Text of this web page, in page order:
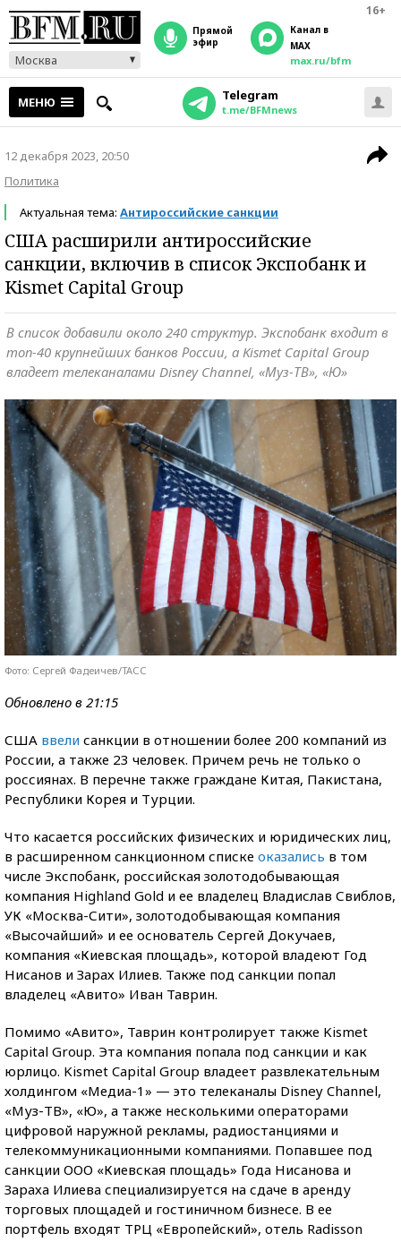
16+
Москва
прямой
эфир
Канал в
MAX
max.ru/bfm
МЕНЮ Telegram
t.me/BFMnews
12 декабря 2023, 20:50
Политика
Актуальная тема: Антироссийские санкции
США расширили антироссийские
санкции, включив в список Экспобанк и
Kismet Capital Group
В список добавили около 240 структур. Экспобанк входит в
топ-40 крупнейших банков России, а Kismet Capital Group
владеет телеканалами Disney Channel, «Муз-ТВ», «Ю»
Фото: Сергей Фадеичев/ТАСС
Обновлено в 21:15
США ввели санкции в отношении более 200 компаний из
России, а также 23 человек. Причем речь не только о
россиянах. В перечне также граждане Китая, Пакистана,
Республики Корея и Турции.
Что касается российских физических и юридических лиц,
в расширенном санкционном списке оказались в том
числе Экспобанк, российская золотодобывающая
компания Highland Gold и ее владелец Владислав Свиблов,
УК «Москва-Сити», золотодобывающая компания
«Высочайший» и ее основатель Сергей Докучаев,
компания «Киевская площадь», которой владеют Год
Нисанов и Зарах Илиев. Также под санкции попал
владелец «Авито» Иван Таврин.
Помимо «Авито», Таврин контролирует также Kismet
Capital Group. Эта компания попала под санкции и как
юрлицо. Kismet Capital Group владеет развлекательным
холдингом «Медиа-1» — это телеканалы Disney Channel,
«Муз-ТВ», «Ю», а также несколькими операторами
цифровой наружной рекламы, радиостанциями и
телекоммуникационными компаниями. Попавшее под
санкции ООО «Киевская площадь» Года Нисанова и
Зараха Илиева специализируется на сдаче в аренду
торговых площадей и гостиничном бизнесе. В ее
портфель входят ТРЦ «Европейский», отель Radisson